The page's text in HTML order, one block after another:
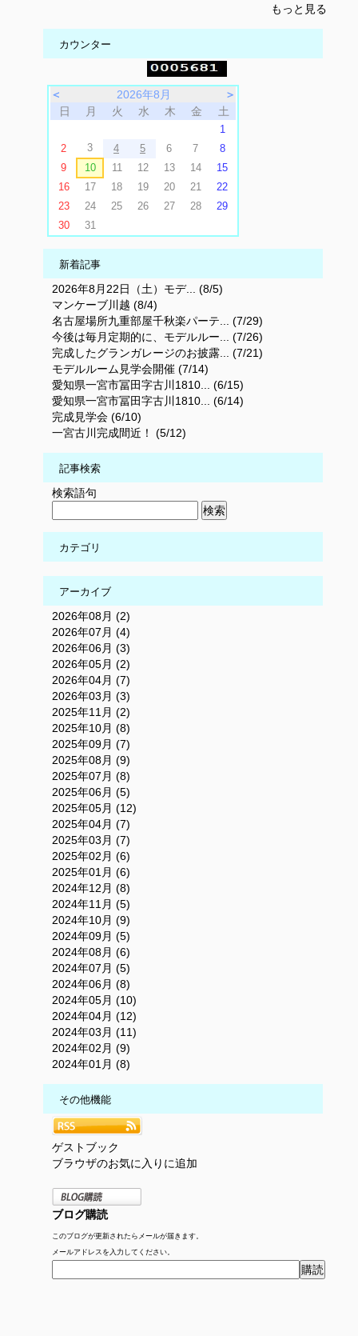
もっと見る
カウンター
＜ 2026年8月
＞
日
月 火 水 木 金 土
1
2
3 4 5 6 7
8
9
10 11 12 13 14
15
16
17 18 19 20 21
22
23
24 25 26 27 28
29
30
31
新着記事
2026年8月22日（土）モデ... (8/5)
マンケーブ川越 (8/4)
名古屋場所九重部屋千秋楽パーテ... (7/29)
今後は毎月定期的に、モデルルー... (7/26)
完成したグランガレージのお披露... (7/21)
モデルルーム見学会開催 (7/14)
愛知県一宮市冨田字古川1810... (6/15)
愛知県一宮市冨田字古川1810... (6/14)
完成見学会 (6/10)
一宮古川完成間近！ (5/12)
記事検索
検索語句
カテゴリ
アーカイブ
2026年08月 (2)
2026年07月 (4)
2026年06月 (3)
2026年05月 (2)
2026年04月 (7)
2026年03月 (3)
2025年11月 (2)
2025年10月 (8)
2025年09月 (7)
2025年08月 (9)
2025年07月 (8)
2025年06月 (5)
2025年05月 (12)
2025年04月 (7)
2025年03月 (7)
2025年02月 (6)
2025年01月 (6)
2024年12月 (8)
2024年11月 (5)
2024年10月 (9)
2024年09月 (5)
2024年08月 (6)
2024年07月 (5)
2024年06月 (8)
2024年05月 (10)
2024年04月 (12)
2024年03月 (11)
2024年02月 (9)
2024年01月 (8)
その他機能
ゲストブック
ブラウザのお気に入りに追加
ブログ購読
このブログが更新されたらメールが届きます。
メールアドレスを入力してください。